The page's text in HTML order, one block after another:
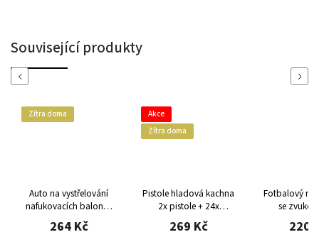
Související produkty
Previous
Zítra doma
Auto na vystřelování
nafukovacích balonků
Power Baloon
264 Kč
Akce
Zítra doma
Pistole hladová kachna
2x pistole + 24x
pěnových nábojů
269 Kč
Fotbalový
se
220
Next